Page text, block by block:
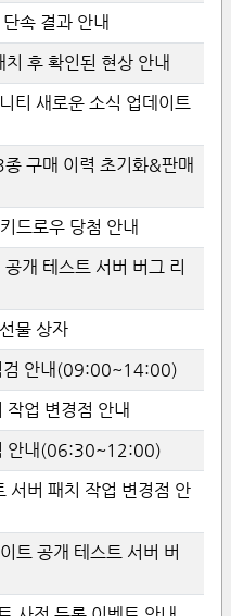
속 결과 안내
후 확인된 현상 안내
티 새로운 소식 업데이트
구매 이력 초기화&판매
드로우 당첨 안내
개 테스트 서버 버그 리
물 상자
검 안내(09:00~14:00)
업 변경점 안내
안내(06:30~12:00)
버 패치 작업 변경점 안
트 공개 테스트 서버 버